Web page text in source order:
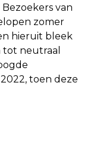
van
zomer
hieruit bleek
neutraal
toen deze